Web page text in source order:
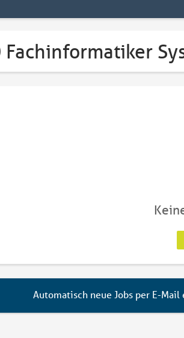
Fachinformatiker
Automatisch neue Jobs per E-Mail